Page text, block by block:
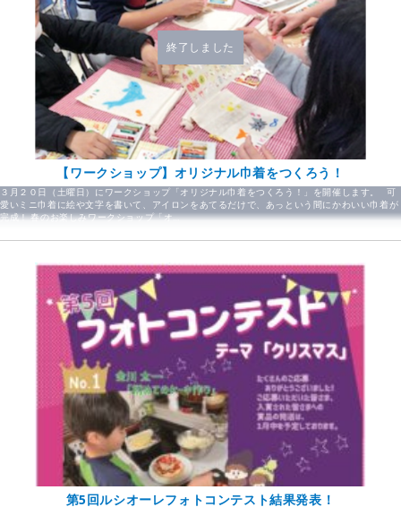
終了しました
【ワークショップ】オリジナル巾着をつくろう！
３月２０日（土曜日）にワークショップ「オリジナル巾着をつくろう！」を開催します。 可
愛いミニ巾着に絵や文字を書いて、アイロンをあてるだけで、あっという間にかわいい巾着が
完成！ 春のお楽しみワークショップ「オ…
第5回ルシオーレフォトコンテスト結果発表！